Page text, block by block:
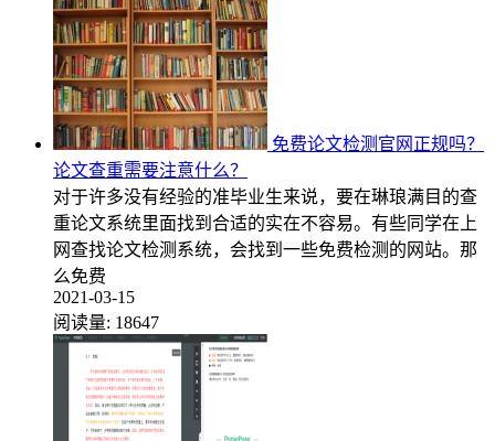
免费论文检测官网正规吗？
论文查重需要注意什么？
对于许多没有经验的准毕业生来说，要在琳琅满目的查
重论文系统里面找到合适的实在不容易。有些同学在上
网查找论文检测系统，会找到一些免费检测的网站。那
么免费
2021-03-15
阅读量: 18647